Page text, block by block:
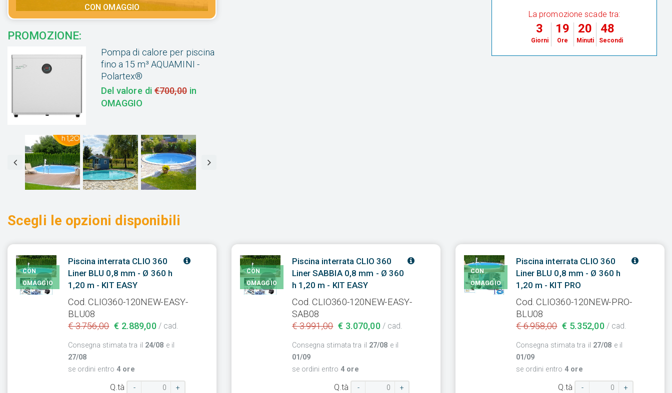
CON OMAGGIO
PROMOZIONE:
Pompa di calore per piscina
fino a 15 m³ AQUAMINI -
Polartex®
Del valore di€700,00in
OMAGGIO
La promozione scade tra:
3
Giorni
19
Ore
20
Minuti
47
Secondi
Scegli le opzioni disponibili
CON
OMAGGIO
Piscina interrata CLIO 360
Liner BLU 0,8 mm - Ø 360 h
1,20 m - KIT EASY
Cod. CLIO360-120NEW-EASY-
BLU08
€ 3.756,00 € 2.889,00/ cad.
Consegna stimata tra il 24/08 e il
27/08
se ordini entro4 ore
Q.tà - +
CON
OMAGGIO
Piscina interrata CLIO 360
Liner SABBIA 0,8 mm - Ø 360
h 1,20 m - KIT EASY
Cod. CLIO360-120NEW-EASY-
SAB08
€ 3.991,00 € 3.070,00/ cad.
Consegna stimata tra il 27/08 e il
01/09
se ordini entro4 ore
Q.tà - +
CON
OMAGGIO
Piscina interrata CLIO 360
Liner BLU 0,8 mm - Ø 360 h
1,20 m - KIT PRO
Cod. CLIO360-120NEW-PRO-
BLU08
€ 6.958,00 € 5.352,00/ cad.
Consegna stimata tra il 27/08 e il
01/09
se ordini entro4 ore
Q.tà - +